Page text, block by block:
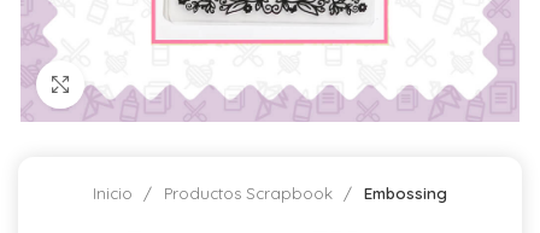
Click para agrandar
Inicio Productos Scrapbook Embossing